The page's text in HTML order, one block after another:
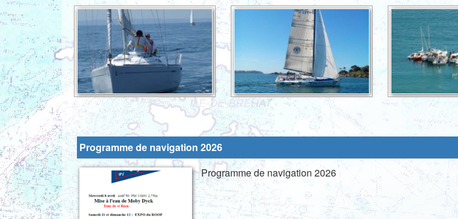
Programme de navigation 2026
Programme de navigation 2026